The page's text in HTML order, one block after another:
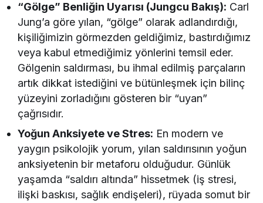
“Gölge” Benliğin Uyarısı (Jungcu Bakış): Carl
Jung’a göre yılan, “gölge” olarak adlandırdığı,
kişiliğimizin görmezden geldiğimiz, bastırdığımız
veya kabul etmediğimiz yönlerini temsil eder.
Gölgenin saldırması, bu ihmal edilmiş parçaların
artık dikkat istediğini ve bütünleşmek için bilinç
yüzeyini zorladığını gösteren bir “uyan”
çağrısıdır.
Yoğun Anksiyete ve Stres: En modern ve
yaygın psikolojik yorum, yılan saldırısının yoğun
anksiyetenin bir metaforu olduğudur. Günlük
yaşamda “saldırı altında” hissetmek (iş stresi,
ilişki baskısı, sağlık endişeleri), rüyada somut bir